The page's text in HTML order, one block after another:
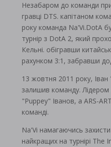
Незабаром до команди
гравці DTS. капітаном
року команда Na'Vi.DotA
турнір з DotA 2, який
Кельні. обігравши
рахунком 3:1, забравши
13 жовтня 2011 року,
залишив команду.
"Puppey" Іванов, а ARS-
команді.
Na'Vi намагаючись
найкращих на турнірі The